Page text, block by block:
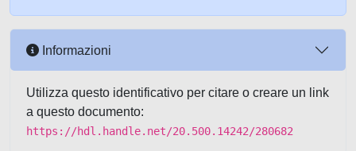
Informazioni
Utilizza questo identificativo per citare o creare un link
a questo documento:
https://hdl.handle.net/20.500.14242/280682